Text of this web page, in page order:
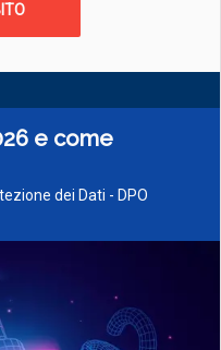
e come
dei Dati - DPO